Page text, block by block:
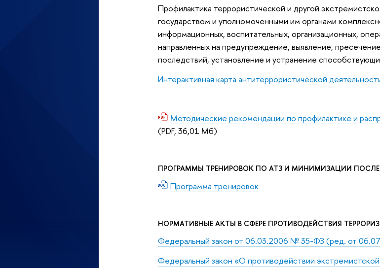
Профилактика террористической и другой
государством и уполномоченными им органами
информационных, воспитательных, организационных,
направленных на предупреждение, выявление,
последствий, установление и устранение
Интерактивная карта антитеррористической
Методические рекомендации по профилактике и
(PDF, 36,01 Мб)
ПРОГРАММЫ ТРЕНИРОВОК ПО АТЗ И МИНИМИЗАЦИИ
Программа тренировок
НОРМАТИВНЫЕ АКТЫ В СФЕРЕ ПРОТИВОДЕЙСТВИЯ
Федеральный закон от 06.03.2006 № 35-ФЗ (ред. от
Федеральный закон «О противодействии